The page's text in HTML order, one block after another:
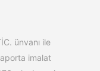
ünvanı ile
imalat